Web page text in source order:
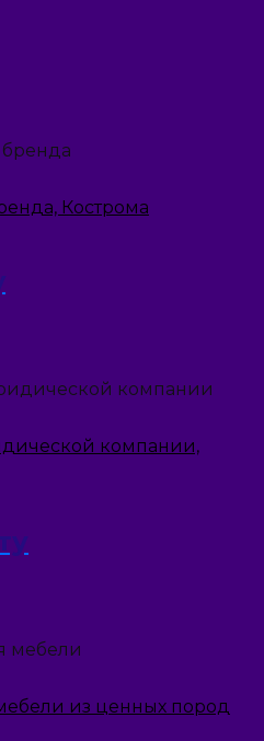
Кострома
компании,
из ценных пород